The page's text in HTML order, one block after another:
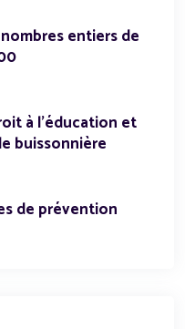
entiers de
à l'éducation et
buissonnière
de prévention